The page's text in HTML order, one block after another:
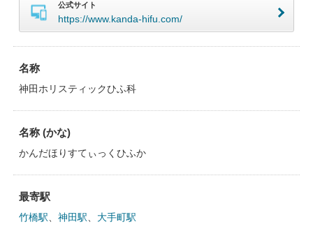
公式サイト
https://www.kanda-hifu.com/
名称
神田ホリスティックひふ科
名称 (かな)
かんだほりすてぃっくひふか
最寄駅
竹橋駅 神田駅 大手町駅